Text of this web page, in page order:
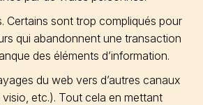
Certains sont trop compliqués pour
qui abandonnent une transaction
des éléments d’information.
du web vers d’autres canaux
etc.). Tout cela en mettant